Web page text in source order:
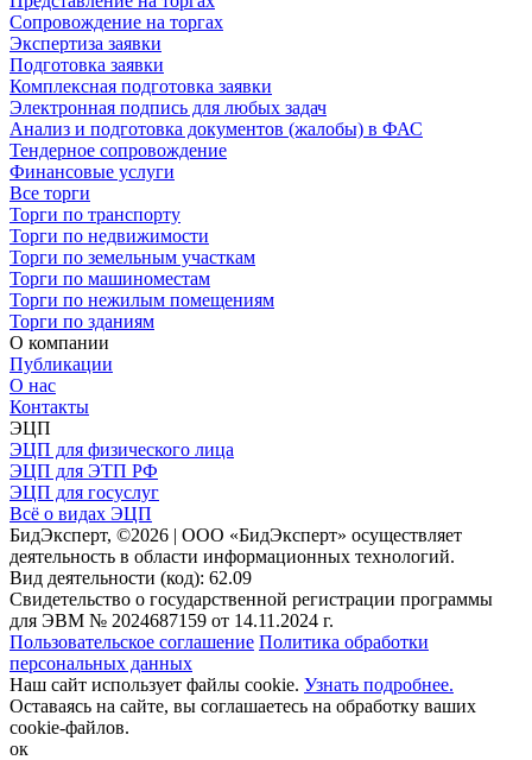
Сопровождение на торгах
Экспертиза заявки
Подготовка заявки
Комплексная подготовка заявки
Электронная подпись для любых задач
Анализ и подготовка документов (жалобы) в ФАС
Тендерное сопровождение
Финансовые услуги
Все торги
Торги по транспорту
Торги по недвижимости
Торги по земельным участкам
Торги по машиноместам
Торги по нежилым помещениям
Торги по зданиям
О компании
Публикации
О нас
Контакты
ЭЦП
ЭЦП для физического лица
ЭЦП для ЭТП РФ
ЭЦП для госуслуг
Всё о видах ЭЦП
БидЭксперт, ©2026 | ООО «БидЭксперт» осуществляет
деятельность в области информационных технологий.
Вид деятельности (код): 62.09
Свидетельство о государственной регистрации программы
для ЭВМ № 2024687159 от 14.11.2024 г.
Пользовательское соглашение Политика обработки
персональных данных
Наш сайт использует файлы cookie. Узнать подробнее.
Оставаясь на сайте, вы соглашаетесь на обработку ваших
cookie-файлов.
ок